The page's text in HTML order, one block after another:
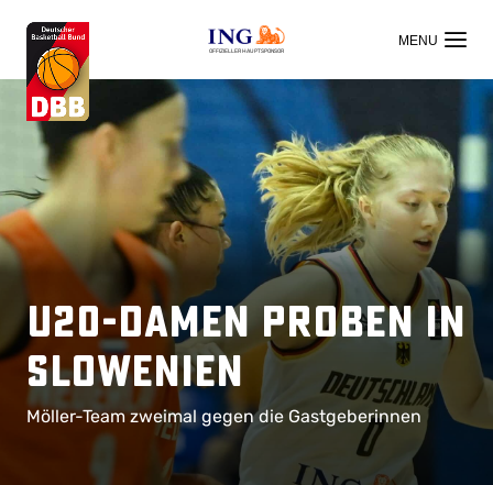
OFFIZIELLER HAUPTSPONSOR
U20-Damen proben in
Slowenien
Möller-Team zweimal gegen die Gastgeberinnen